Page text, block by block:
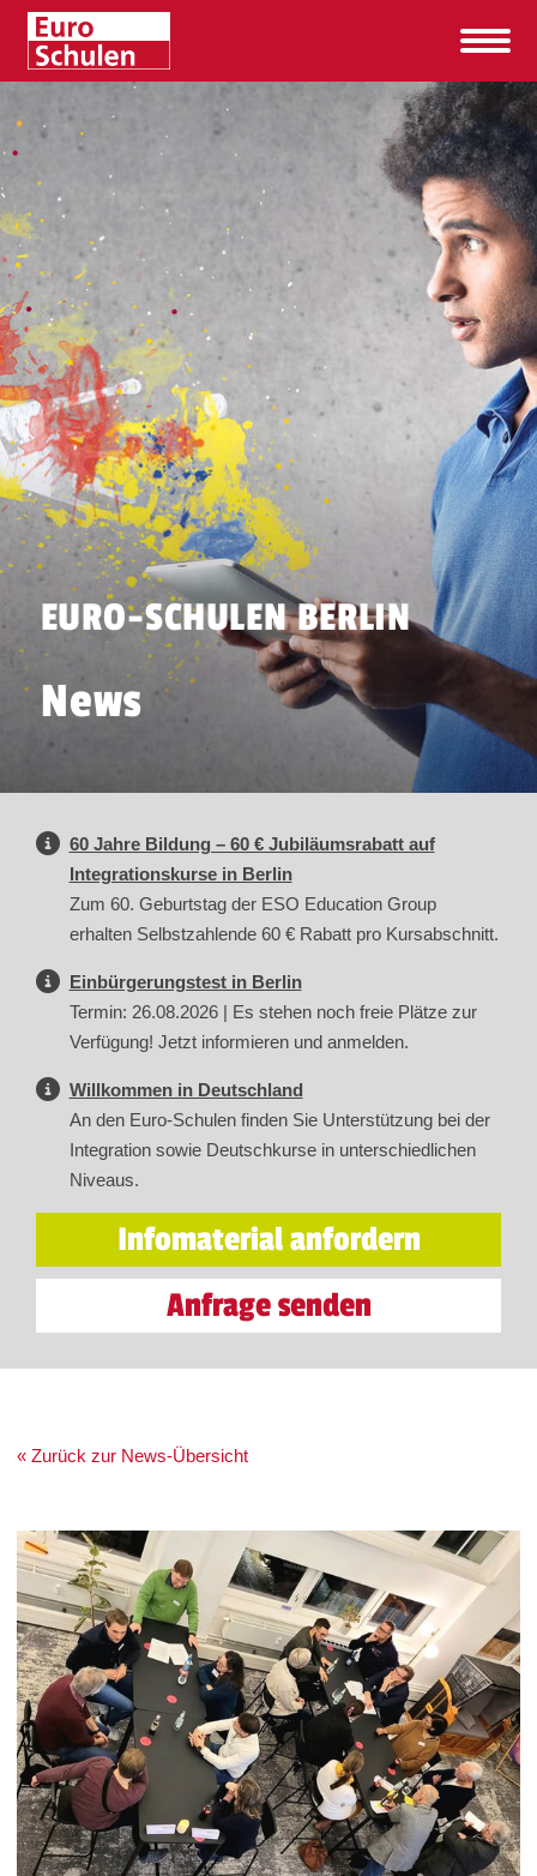
EURO-SCHULEN BERLIN
News
60 Jahre Bildung – 60 € Jubiläumsrabatt auf
Integrationskurse in Berlin
Zum 60. Geburtstag der ESO Education Group
erhalten Selbstzahlende 60 € Rabatt pro Kursabschnitt.
Einbürgerungstest in Berlin
Termin: 26.08.2026 | Es stehen noch freie Plätze zur
Verfügung! Jetzt informieren und anmelden.
Willkommen in Deutschland
An den Euro-Schulen finden Sie Unterstützung bei der
Integration sowie Deutschkurse in unterschiedlichen
Niveaus.
Infomaterial anfordern
Anfrage senden
« Zurück zur News-Übersicht